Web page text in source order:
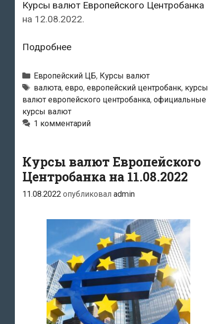
Курсы валют Европейского Центробанка
на 12.08.2022.
ПодробнееКурсы
Европейского
Центробанка
на
Рубрики
Европейский ЦБ, Курсы валют
Тэги
валюта, евро, европейский центробанк, курсы
валют европейского центробанка, официальные
курсы валют
1 комментарий
Курсы валют Европейского
Центробанка на 11.08.2022
11.08.2022 опубликовал admin